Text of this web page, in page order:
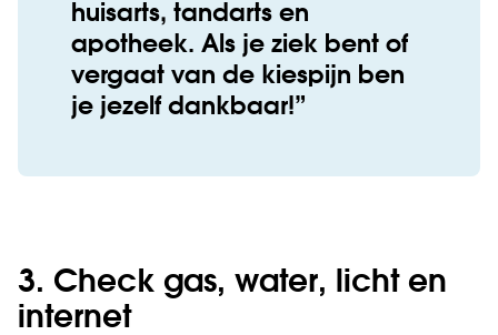
huisarts, tandarts en
apotheek. Als je ziek bent of
vergaat van de kiespijn ben
je jezelf dankbaar!
3. Check gas, water, licht en
internet